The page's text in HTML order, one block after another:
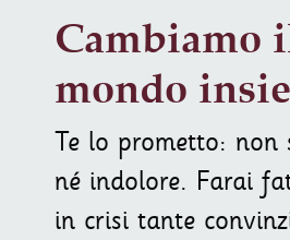
Cambiamo
mondo
Te lo prometto: non
né indolore. Farai
in crisi tante